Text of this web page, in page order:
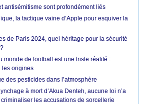
antisémitisme sont profondément liés
la tactique vaine d’Apple pour esquiver la
de Paris 2024, quel héritage pour la sécurité
monde de football est une triste réalité :
les origines
des pesticides dans l’atmosphère
à mort d’Akua Denteh, aucune loi n’a
les accusations de sorcellerie